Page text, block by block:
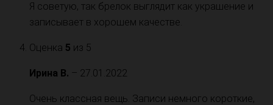
Я советую, так брелок выглядит как украшение и
записывает в хорошем качестве.
Оценка 5 из 5
Ирина В. – 27.01.2022
Очень классная вещь. Записи немного короткие,